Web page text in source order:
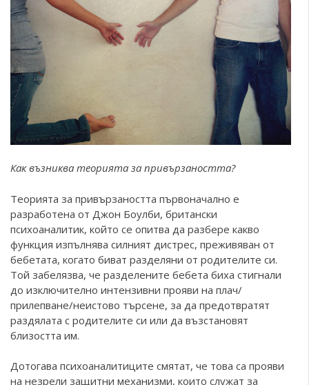
Как възниква теорията за привързаността?
Теорията за привързаността първоначално е
разработена от Джон Боулби, британски
психоаналитик, който се опитва да разбере какво
функция изпълнява силният дистрес, преживяван от
бебетата, когато биват разделяни от родителите си.
Той забелязва, че разделените бебета биха стигнали
до изключително интензивни прояви на плач/
прилепване/неистово търсене, за да предотвратят
раздялата с родителите си или да възстановят
близостта им.
Дотогава психоаналитиците смятат, че това са прояви
на незрели защитни механизми, които служат за